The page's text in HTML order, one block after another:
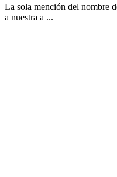
La sola mención del nombre
a nuestra a ...